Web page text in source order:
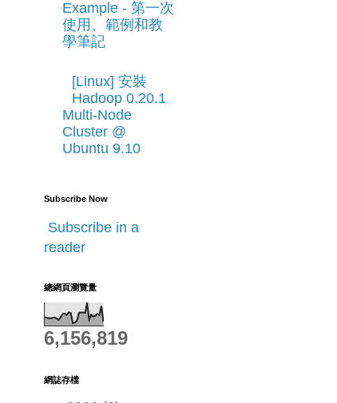
Example - 第一次
使用、範例和教
學筆記
[Linux] 安裝
Hadoop 0.20.1
Multi-Node
Cluster @
Ubuntu 9.10
Subscribe Now
Subscribe in a
reader
總網頁瀏覽量
6,156,819
網誌存檔